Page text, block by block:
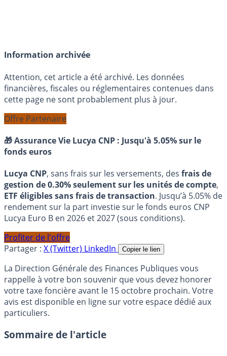
Information archivée
Attention, cet article a été archivé. Les données
financières, fiscales ou réglementaires contenues dans
cette page ne sont probablement plus à jour.
Offre Partenaire
🎁 Assurance Vie Lucya CNP : Jusqu'à 5.05% sur le
fonds euros
Lucya CNP, sans frais sur les versements, des frais de
gestion de 0.30% seulement sur les unités de compte,
ETF éligibles sans frais de transaction. Jusqu’à 5.05% de
rendement sur la part investie sur le fonds euros CNP
Lucya Euro B en 2026 et 2027 (sous conditions).
Profiter de l'offre
Partager : X (Twitter) LinkedIn Copier le lien
La Direction Générale des Finances Publiques vous
rappelle à votre bon souvenir que vous devez honorer
votre taxe foncière avant le 15 octobre prochain. Votre
avis est disponible en ligne sur votre espace dédié aux
particuliers.
Sommaire de l'article